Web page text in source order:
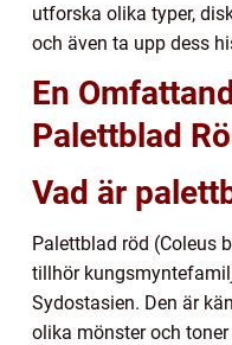
utforska olika typer,
och även ta upp dess
En
Palettblad
Vad är
Palettblad röd (Coleus
tillhör
Sydostasien. Den är
olika mönster och